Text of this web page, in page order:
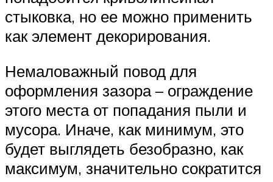
стыковка, но ее можно применить
как элемент декорирования.
Немаловажный повод для
оформления зазора – ограждение
этого места от попадания пыли и
мусора. Иначе, как минимум, это
будет выглядеть безобразно, как
максимум, значительно сократится